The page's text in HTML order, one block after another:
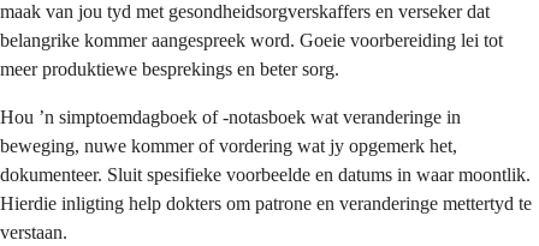
maak van jou tyd met gesondheidsorgverskaffers en verseker dat
belangrike kommer aangespreek word. Goeie voorbereiding lei tot
meer produktiewe besprekings en beter sorg.
Hou ’n simptoemdagboek of -notasboek wat veranderinge in
beweging, nuwe kommer of vordering wat jy opgemerk het,
dokumenteer. Sluit spesifieke voorbeelde en datums in waar moontlik.
Hierdie inligting help dokters om patrone en veranderinge mettertyd te
verstaan.